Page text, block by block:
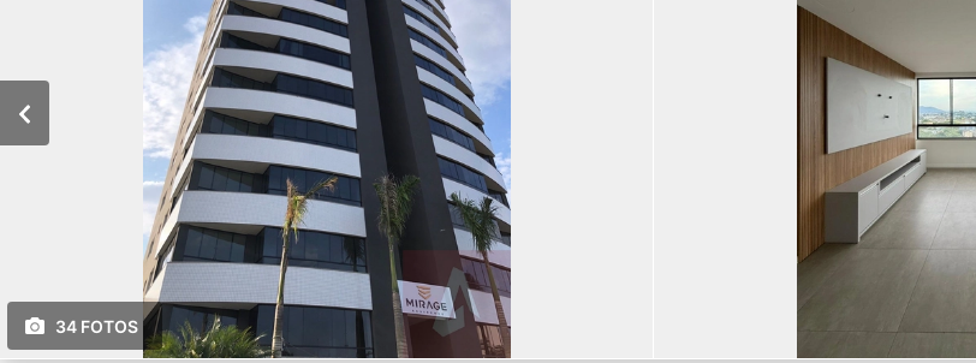
34 FOTOS